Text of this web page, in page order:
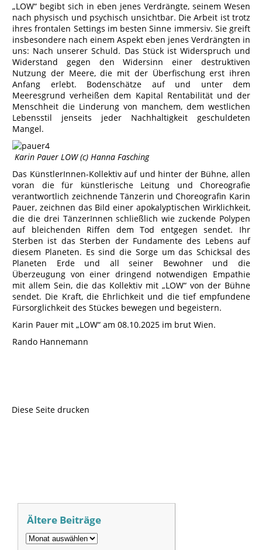
„LOW“ begibt sich in eben jenes Verdrängte, seinem Wesen
nach physisch und psychisch unsichtbar. Die Arbeit ist trotz
ihres frontalen Settings im besten Sinne immersiv. Sie greift
insbesondere nach einem Aspekt eben jenes Verdrängten in
uns: Nach unserer Schuld. Das Stück ist Widerspruch und
Widerstand gegen den Widersinn einer destruktiven
Nutzung der Meere, die mit der Überfischung erst ihren
Anfang erlebt. Bodenschätze auf und unter dem
Meeresgrund verheißen dem Kapital Rentabilität und der
Menschheit die Linderung von manchem, dem westlichen
Lebensstil jenseits jeder Nachhaltigkeit geschuldeten
Mangel.
Karin Pauer LOW (c) Hanna Fasching
Das KünstlerInnen-Kollektiv auf und hinter der Bühne, allen
voran die für künstlerische Leitung und Choreografie
verantwortlich zeichnende Tänzerin und Choreografin Karin
Pauer, zeichnen das Bild einer apokalyptischen Wirklichkeit,
die die drei TänzerInnen schließlich wie zuckende Polypen
auf bleichenden Riffen dem Tod entgegen sendet. Ihr
Sterben ist das Sterben der Fundamente des Lebens auf
diesem Planeten. Es sind die Sorge um das Schicksal des
Planeten Erde und all seiner Bewohner und die
Überzeugung von einer dringend notwendigen Empathie
mit allem Sein, die das Kollektiv mit „LOW“ von der Bühne
sendet. Die Kraft, die Ehrlichkeit und die tief empfundene
Fürsorglichkeit des Stückes bewegen und begeistern.
Karin Pauer mit „LOW“ am 08.10.2025 im brut Wien.
Rando Hannemann
Diese Seite drucken
Ältere Beiträge